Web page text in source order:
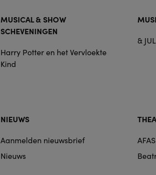
MUSICAL & SHOW
SCHEVENINGEN
Harry Potter en het Vervloekte
Kind
&
NIEUWS
Aanmelden nieuwsbrief
Nieuws